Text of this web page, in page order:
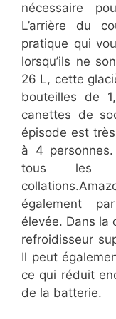
nécessaire
L’arrière du
pratique qui
lorsqu’ils ne
26 L, cette
bouteilles de
canettes de
épisode est
à 4
tous les
également
élevée. Dans la
refroidisseur
Il peut
ce qui réduit
de la batterie.